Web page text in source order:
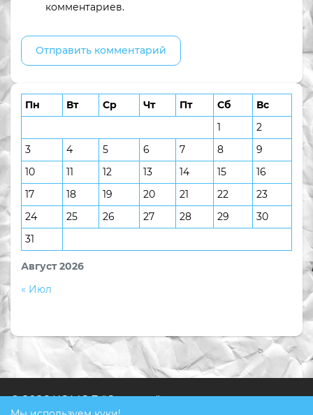
комментариев.
Август 2026
Пн Вт Ср Чт Пт Сб
Вс
1
2
3
4 5 6 7 8
9
10
11 12 13 14 15
16
17
18 19 20 21 22
23
24
25 26 27 28 29
30
31
« Июл
© 2026 КОМОД "Ступени"